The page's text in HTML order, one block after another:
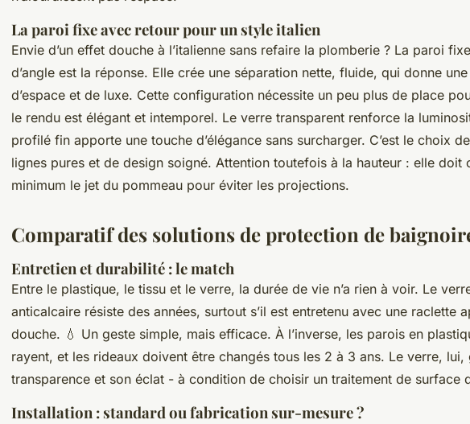
La paroi fixe avec retour pour un style italien
Envie d’un effet douche à l’italienne sans refaire la plomberie ? La paroi
d’angle est la réponse. Elle crée une séparation nette, fluide, qui donne
d’espace et de luxe. Cette configuration nécessite un peu plus de place
le rendu est élégant et intemporel. Le verre transparent renforce la
profilé fin apporte une touche d’élégance sans surcharger. C’est le choix
lignes pures et de design soigné. Attention toutefois à la hauteur : elle doit
minimum le jet du pommeau pour éviter les projections.
Comparatif des solutions de protection de
Entretien et durabilité : le match
Entre le plastique, le tissu et le verre, la durée de vie n’a rien à voir. Le
anticalcaire résiste des années, surtout s’il est entretenu avec une raclette
douche. 💧 Un geste simple, mais efficace. À l’inverse, les parois en
rayent, et les rideaux doivent être changés tous les 2 à 3 ans. Le verre, lui,
transparence et son éclat - à condition de choisir un traitement de surface
Installation : standard ou fabrication sur-mesure ?